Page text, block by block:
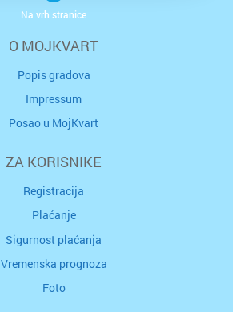
O MOJKVART
Popis gradova
Impressum
Posao u MojKvart
ZA KORISNIKE
Registracija
Plaćanje
Sigurnost plaćanja
Vremenska prognoza
Foto
Na vrh stranice